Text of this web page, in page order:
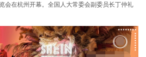
会在杭州开幕。全国人大常委会副委员长丁仲礼